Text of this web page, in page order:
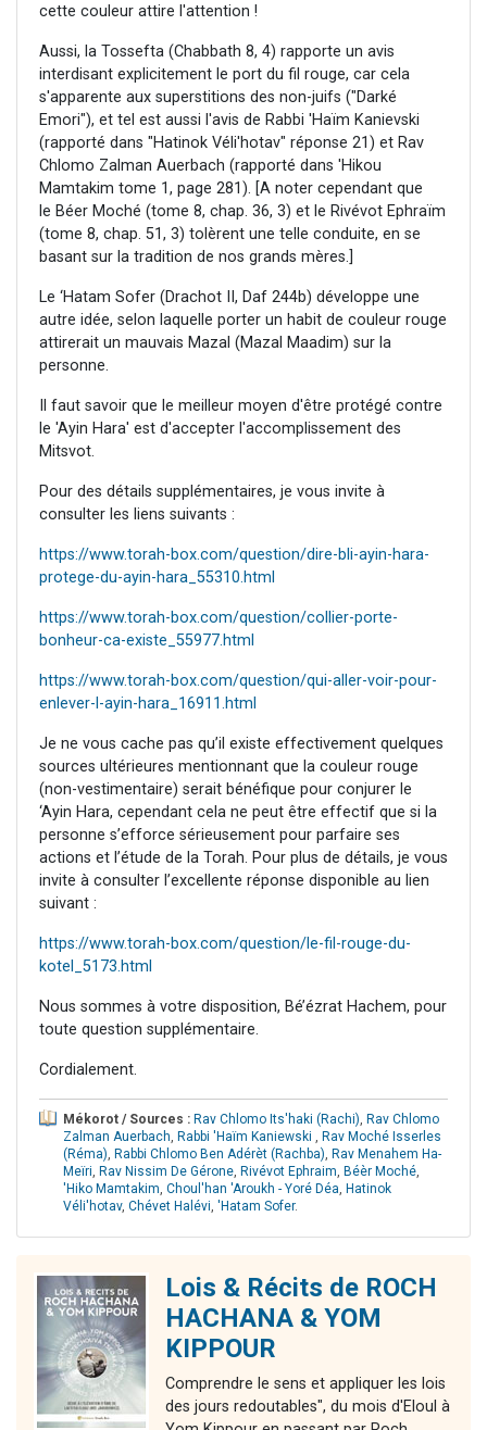
cette couleur attire l'attention !
Aussi, la Tossefta (Chabbath 8, 4) rapporte un avis
interdisant explicitement le port du fil rouge, car cela
s'apparente aux superstitions des non-juifs ("Darké
Emori"), et tel est aussi l'avis de Rabbi 'Haïm Kanievski
(rapporté dans "Hatinok Véli'hotav" réponse 21) et Rav
Chlomo Zalman Auerbach (rapporté dans 'Hikou
Mamtakim tome 1, page 281). [A noter cependant que
le Béer Moché (tome 8, chap. 36, 3) et le Rivévot Ephraïm
(tome 8, chap. 51, 3) tolèrent une telle conduite, en se
basant sur la tradition de nos grands mères.]
Le ‘Hatam Sofer (Drachot II, Daf 244b) développe une
autre idée, selon laquelle porter un habit de couleur rouge
attirerait un mauvais Mazal (Mazal Maadim) sur la
personne.
Il faut savoir que le meilleur moyen d'être protégé contre
le 'Ayin Hara' est d'accepter l'accomplissement des
Mitsvot.
Pour des détails supplémentaires, je vous invite à
consulter les liens suivants :
https://www.torah-box.com/question/dire-bli-ayin-hara-
protege-du-ayin-hara_55310.html
https://www.torah-box.com/question/collier-porte-
bonheur-ca-existe_55977.html
https://www.torah-box.com/question/qui-aller-voir-pour-
enlever-l-ayin-hara_16911.html
Je ne vous cache pas qu’il existe effectivement quelques
sources ultérieures mentionnant que la couleur rouge
(non-vestimentaire) serait bénéfique pour conjurer le
‘Ayin Hara, cependant cela ne peut être effectif que si la
personne s’efforce sérieusement pour parfaire ses
actions et l’étude de la Torah. Pour plus de détails, je vous
invite à consulter l’excellente réponse disponible au lien
suivant :
https://www.torah-box.com/question/le-fil-rouge-du-
kotel_5173.html
Nous sommes à votre disposition, Bé’ézrat Hachem, pour
toute question supplémentaire.
Cordialement.
Mékorot / Sources : Rav Chlomo Its'haki (Rachi), Rav Chlomo
Zalman Auerbach, Rabbi 'Haïm Kaniewski , Rav Moché Isserles
(Réma), Rabbi Chlomo Ben Adérèt (Rachba), Rav Menahem Ha-
Meïri, Rav Nissim De Gérone, Rivévot Ephraim, Béèr Moché,
'Hiko Mamtakim, Choul'han 'Aroukh - Yoré Déa, Hatinok
Véli'hotav, Chévet Halévi, 'Hatam Sofer.
Lois & Récits de ROCH
HACHANA & YOM
KIPPOUR
Comprendre le sens et appliquer les lois
des jours redoutables", du mois d'Eloul à